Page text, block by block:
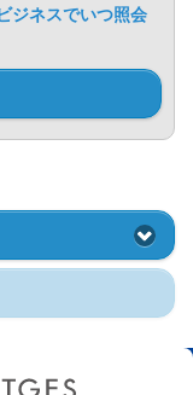
ジネスでいつ照会